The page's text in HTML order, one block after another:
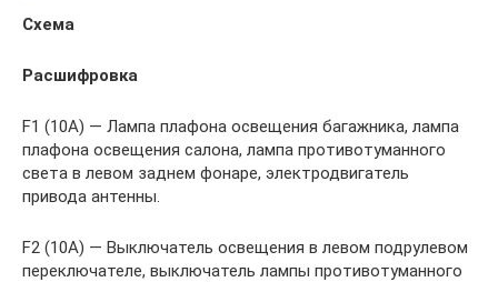
Схема
Расшифровка
F1 (10А) — Лампа плафона освещения багажника, лампа
плафона освещения салона, лампа противотуманного
света в левом заднем фонаре, электродвигатель
привода антенны.
F2 (10А) — Выключатель освещения в левом подрулевом
переключателе, выключатель лампы противотуманного